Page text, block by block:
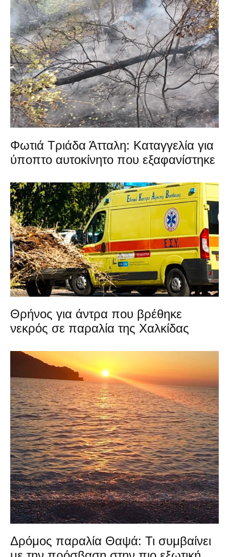
Φωτιά Τριάδα Άτταλη: Καταγγελία για
ύποπτο αυτοκίνητο που εξαφανίστηκε
Θρήνος για άντρα που βρέθηκε
νεκρός σε παραλία της Χαλκίδας
Δρόμος παραλία Θαψά: Τι συμβαίνει